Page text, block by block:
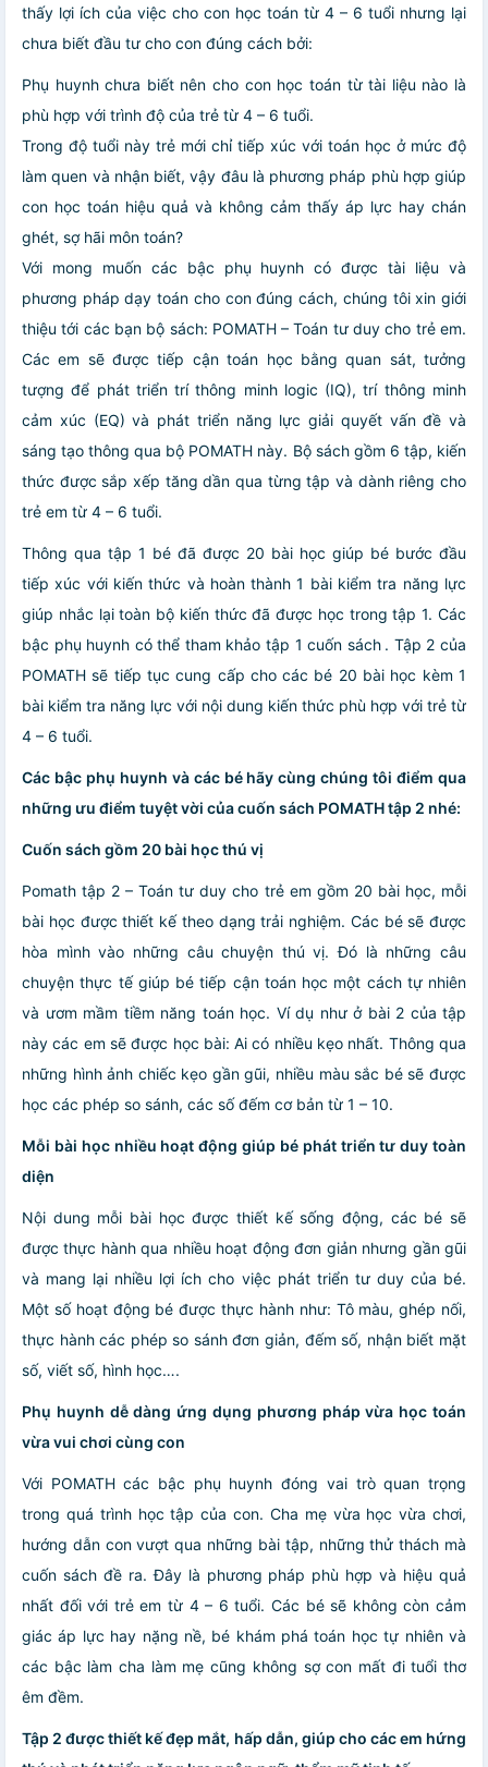
thấy lợi ích của việc cho con học toán từ 4 – 6 tuổi nhưng lại
chưa biết đầu tư cho con đúng cách bởi:
Phụ huynh chưa biết nên cho con học toán từ tài liệu nào là
phù hợp với trình độ của trẻ từ 4 – 6 tuổi.
Trong độ tuổi này trẻ mới chỉ tiếp xúc với toán học ở mức độ
làm quen và nhận biết, vậy đâu là phương pháp phù hợp giúp
con học toán hiệu quả và không cảm thấy áp lực hay chán
ghét, sợ hãi môn toán?
Với mong muốn các bậc phụ huynh có được tài liệu và
phương pháp dạy toán cho con đúng cách, chúng tôi xin giới
thiệu tới các bạn bộ sách: POMATH – Toán tư duy cho trẻ em.
Các em sẽ được tiếp cận toán học bằng quan sát, tưởng
tượng để phát triển trí thông minh logic (IQ), trí thông minh
cảm xúc (EQ) và phát triển năng lực giải quyết vấn đề và
sáng tạo thông qua bộ POMATH này. Bộ sách gồm 6 tập, kiến
thức được sắp xếp tăng dần qua từng tập và dành riêng cho
trẻ em từ 4 – 6 tuổi.
Thông qua tập 1 bé đã được 20 bài học giúp bé bước đầu
tiếp xúc với kiến thức và hoàn thành 1 bài kiểm tra năng lực
giúp nhắc lại toàn bộ kiến thức đã được học trong tập 1. Các
bậc phụ huynh có thể tham khảo tập 1 cuốn sách . Tập 2 của
POMATH sẽ tiếp tục cung cấp cho các bé 20 bài học kèm 1
bài kiểm tra năng lực với nội dung kiến thức phù hợp với trẻ từ
4 – 6 tuổi.
Các bậc phụ huynh và các bé hãy cùng chúng tôi điểm qua
những ưu điểm tuyệt vời của cuốn sách POMATH tập 2 nhé:
Cuốn sách gồm 20 bài học thú vị
Pomath tập 2 – Toán tư duy cho trẻ em gồm 20 bài học, mỗi
bài học được thiết kế theo dạng trải nghiệm. Các bé sẽ được
hòa mình vào những câu chuyện thú vị. Đó là những câu
chuyện thực tế giúp bé tiếp cận toán học một cách tự nhiên
và ươm mầm tiềm năng toán học. Ví dụ như ở bài 2 của tập
này các em sẽ được học bài: Ai có nhiều kẹo nhất. Thông qua
những hình ảnh chiếc kẹo gần gũi, nhiều màu sắc bé sẽ được
học các phép so sánh, các số đếm cơ bản từ 1 – 10.
Mỗi bài học nhiều hoạt động giúp bé phát triển tư duy toàn
diện
Nội dung mỗi bài học được thiết kế sống động, các bé sẽ
được thực hành qua nhiều hoạt động đơn giản nhưng gần gũi
và mang lại nhiều lợi ích cho việc phát triển tư duy của bé.
Một số hoạt động bé được thực hành như: Tô màu, ghép nối,
thực hành các phép so sánh đơn giản, đếm số, nhận biết mặt
số, viết số, hình học….
Phụ huynh dễ dàng ứng dụng phương pháp vừa học toán
vừa vui chơi cùng con
Với POMATH các bậc phụ huynh đóng vai trò quan trọng
trong quá trình học tập của con. Cha mẹ vừa học vừa chơi,
hướng dẫn con vượt qua những bài tập, những thử thách mà
cuốn sách đề ra. Đây là phương pháp phù hợp và hiệu quả
nhất đối với trẻ em từ 4 – 6 tuổi. Các bé sẽ không còn cảm
giác áp lực hay nặng nề, bé khám phá toán học tự nhiên và
các bậc làm cha làm mẹ cũng không sợ con mất đi tuổi thơ
êm đềm.
Tập 2 được thiết kế đẹp mắt, hấp dẫn, giúp cho các em hứng